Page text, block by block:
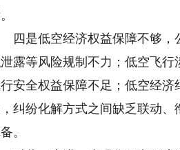
是低空经济权益保障不够，
露等风险规制不力；低空飞
行安全权益保障不足；低空经
纠纷化解方式之间缺乏联动
。